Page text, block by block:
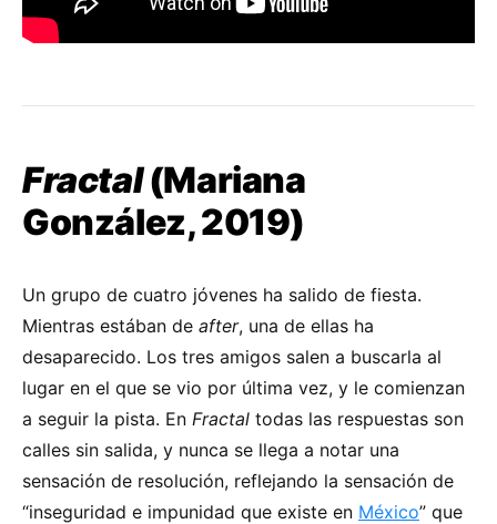
Fractal(Mariana
González, 2019)
Un grupo de cuatro jóvenes ha salido de fiesta.
Mientras estában de after, una de ellas ha
desaparecido. Los tres amigos salen a buscarla al
lugar en el que se vio por última vez, y le comienzan
a seguir la pista. En Fractal todas las respuestas son
calles sin salida, y nunca se llega a notar una
sensación de resolución, reflejando la sensación de
“inseguridad e impunidad que existe en México” que